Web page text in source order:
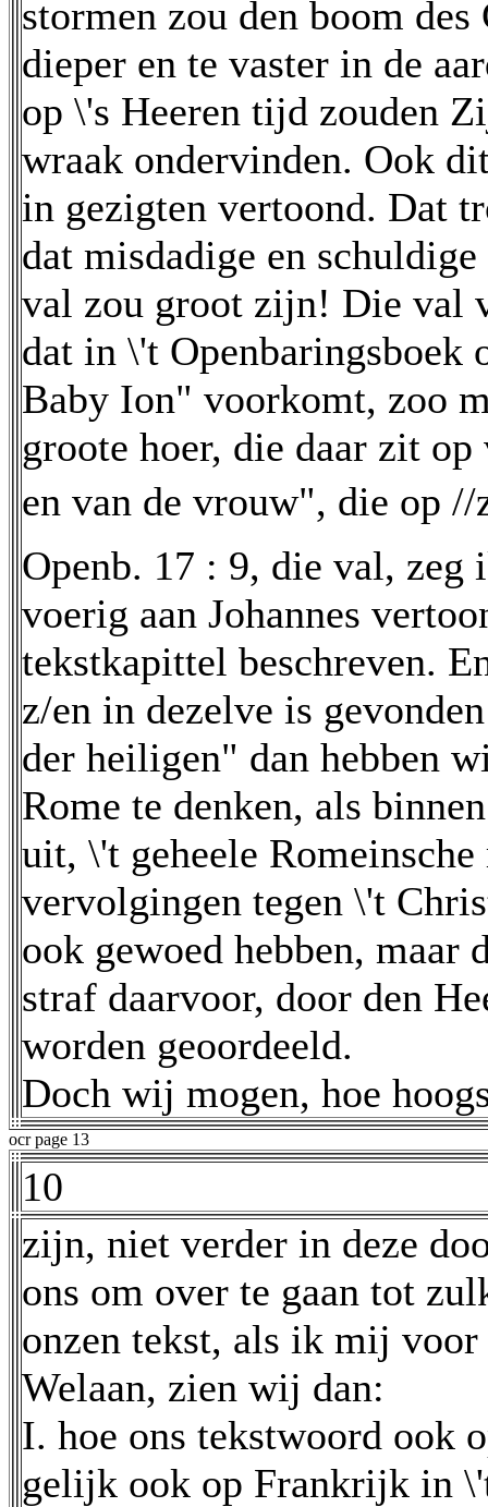
stormen zou den boom
dieper en te vaster in de
op \'s Heeren tijd zouden
wraak ondervinden. Ook
in gezigten vertoond. Dat
dat misdadige en
val zou groot zijn! Die val
dat in \'t Openbaringsboek
Baby Ion" voorkomt, zoo
groote hoer, die daar zit
en van de vrouw", die op //
Openb. 17 : 9, die val, zeg
voerig aan Johannes
tekstkapittel beschreven.
z/en in dezelve is
der heiligen" dan hebben
Rome te denken, als
uit, \'t geheele
vervolgingen tegen \'t
ook gewoed hebben,
straf daarvoor, door den
worden geoordeeld.
Doch wij mogen, hoe
ocr page 13
10
zijn, niet verder in deze
ons om over te gaan tot
onzen tekst, als ik mij voor
Welaan, zien wij dan:
I. hoe ons tekstwoord ook
gelijk ook op Frankrijk in